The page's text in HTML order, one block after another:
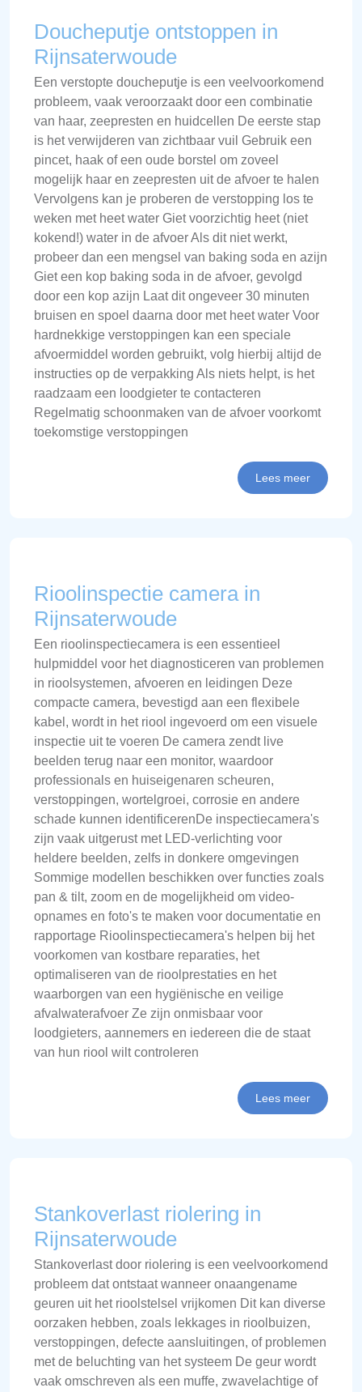
Doucheputje ontstoppen in
Rijnsaterwoude
Een verstopte doucheputje is een veelvoorkomend
probleem, vaak veroorzaakt door een combinatie
van haar, zeepresten en huidcellen De eerste stap
is het verwijderen van zichtbaar vuil Gebruik een
pincet, haak of een oude borstel om zoveel
mogelijk haar en zeepresten uit de afvoer te halen
Vervolgens kan je proberen de verstopping los te
weken met heet water Giet voorzichtig heet (niet
kokend!) water in de afvoer Als dit niet werkt,
probeer dan een mengsel van baking soda en azijn
Giet een kop baking soda in de afvoer, gevolgd
door een kop azijn Laat dit ongeveer 30 minuten
bruisen en spoel daarna door met heet water Voor
hardnekkige verstoppingen kan een speciale
afvoermiddel worden gebruikt, volg hierbij altijd de
instructies op de verpakking Als niets helpt, is het
raadzaam een loodgieter te contacteren
Regelmatig schoonmaken van de afvoer voorkomt
toekomstige verstoppingen
Lees meer
Rioolinspectie camera in
Rijnsaterwoude
Een rioolinspectiecamera is een essentieel
hulpmiddel voor het diagnosticeren van problemen
in rioolsystemen, afvoeren en leidingen Deze
compacte camera, bevestigd aan een flexibele
kabel, wordt in het riool ingevoerd om een visuele
inspectie uit te voeren De camera zendt live
beelden terug naar een monitor, waardoor
professionals en huiseigenaren scheuren,
verstoppingen, wortelgroei, corrosie en andere
schade kunnen identificerenDe inspectiecamera's
zijn vaak uitgerust met LED-verlichting voor
heldere beelden, zelfs in donkere omgevingen
Sommige modellen beschikken over functies zoals
pan & tilt, zoom en de mogelijkheid om video-
opnames en foto's te maken voor documentatie en
rapportage Rioolinspectiecamera's helpen bij het
voorkomen van kostbare reparaties, het
optimaliseren van de rioolprestaties en het
waarborgen van een hygiënische en veilige
afvalwaterafvoer Ze zijn onmisbaar voor
loodgieters, aannemers en iedereen die de staat
van hun riool wilt controleren
Lees meer
Stankoverlast riolering in
Rijnsaterwoude
Stankoverlast door riolering is een veelvoorkomend
probleem dat ontstaat wanneer onaangename
geuren uit het rioolstelsel vrijkomen Dit kan diverse
oorzaken hebben, zoals lekkages in rioolbuizen,
verstoppingen, defecte aansluitingen, of problemen
met de beluchting van het systeem De geur wordt
vaak omschreven als een muffe, zwavelachtige of